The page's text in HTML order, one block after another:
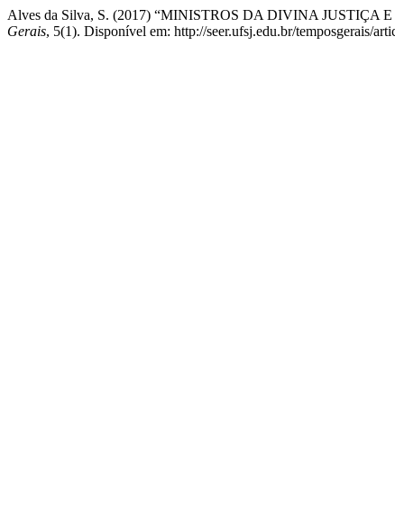
Alves da Silva, S. (2017) “MINISTROS DA DIVINA JUSTIÇA
Gerais, 5(1). Disponível em: http://seer.ufsj.edu.br/temposgerais/